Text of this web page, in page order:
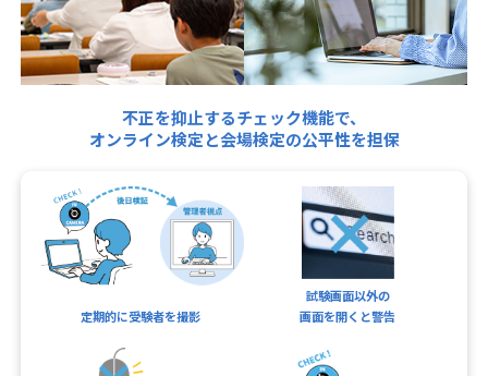
不正を抑止するチェック機能で、
オンライン検定と会場検定の公平性を担保
定期的に受験者を撮影
試験画面以外の
画面を開くと警告